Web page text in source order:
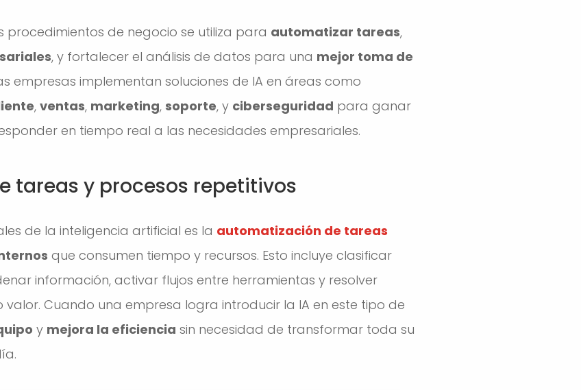
procedimientos de negocio se utiliza para automatizar tareas,
, y fortalecer el análisis de datos para una mejor toma de
empresas implementan soluciones de IA en áreas como
, ventas, marketing, soporte, y ciberseguridad para ganar
en tiempo real a las necesidades empresariales.
tareas y procesos repetitivos
de la inteligencia artificial es la automatización de tareas
que consumen tiempo y recursos. Esto incluye clasificar
información, activar flujos entre herramientas y resolver
Cuando una empresa logra introducir la IA en este tipo de
y mejora la eficiencia sin necesidad de transformar toda su